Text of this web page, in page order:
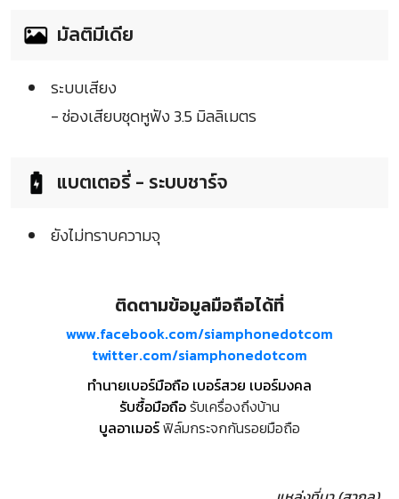
มัลติมีเดีย
ระบบเสียง
- ช่องเสียบชุดหูฟัง 3.5 มิลลิเมตร
แบตเตอรี่ - ระบบชาร์จ
ยังไม่ทราบความจุ
ติดตามข้อมูลมือถือได้ที่
www.facebook.com/siamphonedotcom
twitter.com/siamphonedotcom
ทำนายเบอร์มือถือ เบอร์สวย เบอร์มงคล
รับซื้อมือถือรับเครื่องถึงบ้าน
บูลอาเมอร์ฟิล์มกระจกกันรอยมือถือ